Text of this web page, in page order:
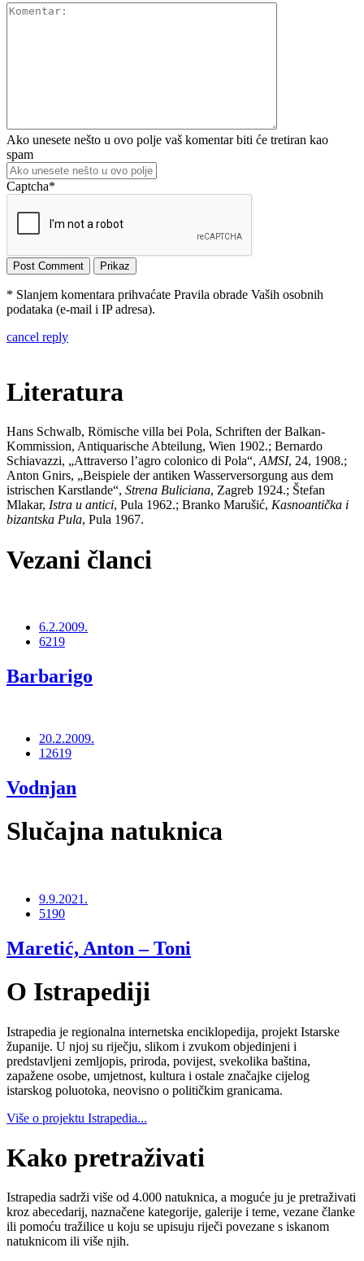
Ako unesete nešto u ovo polje vaš komentar biti će tretiran kao
spam
Captcha*
* Slanjem komentara prihvaćate Pravila obrade Vaših osobnih
podataka (e-mail i IP adresa).
cancel reply
Literatura
Hans Schwalb, Römische villa bei Pola, Schriften der Balkan-
Kommission, Antiquarische Abteilung, Wien 1902.; Bernardo
Schiavazzi, „Attraverso l’agro colonico di Pola“, AMSI, 24, 1908.;
Anton Gnirs, „Beispiele der antiken Wasserversorgung aus dem
istrischen Karstlande“, Strena Buliciana, Zagreb 1924.; Štefan
Mlakar, Istra u antici, Pula 1962.; Branko Marušić, Kasnoantička i
bizantska Pula, Pula 1967.
Vezani članci
6.2.2009.
6219
Barbarigo
20.2.2009.
12619
Vodnjan
Slučajna natuknica
9.9.2021.
5190
Maretić, Anton – Toni
O Istrapediji
Istrapedia je regionalna internetska enciklopedija, projekt Istarske
županije. U njoj su riječju, slikom i zvukom objedinjeni i
predstavljeni zemljopis, priroda, povijest, svekolika baština,
zapažene osobe, umjetnost, kultura i ostale značajke cijelog
istarskog poluotoka, neovisno o političkim granicama.
Više o projektu Istrapedia...
Kako pretraživati
Istrapedia sadrži više od 4.000 natuknica, a moguće ju je pretraživati
kroz abecedarij, naznačene kategorije, galerije i teme, vezane članke
ili pomoću tražilice u koju se upisuju riječi povezane s iskanom
natuknicom ili više njih.